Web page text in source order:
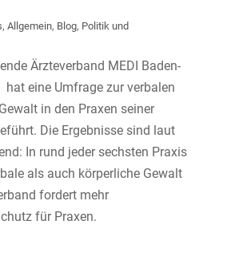
,Allgemein, Blog, Politik und
Ärzteverband MEDI Baden-
hat eine Umfrage zur verbalen
in den Praxen seiner
Die Ergebnisse sind laut
In rund jeder sechsten Praxis
als auch körperliche Gewalt
fordert mehr
für Praxen.